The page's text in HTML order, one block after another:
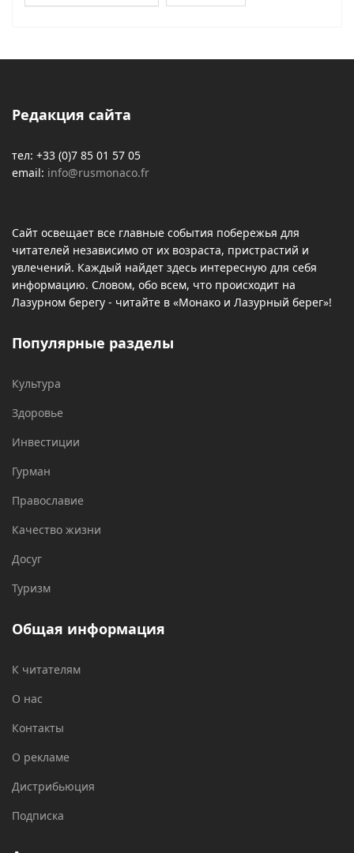
Редакция сайта
тел: +33 (0)7 85 01 57 05
email: info@rusmonaco.fr
Сайт освещает все главные события побережья для
читателей независимо от их возраста, пристрастий и
увлечений. Каждый найдет здесь интересную для себя
информацию. Словом, обо всем, что происходит на
Лазурном берегу - читайте в «Монако и Лазурный берег»!
Популярные разделы
Культура
Здоровье
Инвестиции
Гурман
Православие
Качество жизни
Досуг
Туризм
Общая информация
К читателям
О нас
Контакты
О рекламе
Дистрибьюция
Подписка